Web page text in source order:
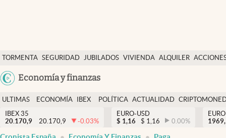
TORMENTA SEGURIDAD JUBILADOS VIVIENDA ALQUILER
Economía y finanzas
Economía y finanzas
Política
Actualidad
Criptomonedas
ULTIMAS
NOTICIAS
ECONOMÍA
FINANZAS
IBEX
EURO
POLÍTICA ACTUALIDAD
IBEX 35
20.170,9
20.170,9 -0.03%
EURO-USD
$ 1,16 $ 1,16 0.00%